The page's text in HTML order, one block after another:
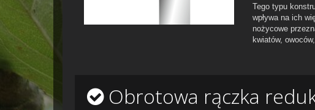
Tego typu
wpływa na ich
nożycowe
kwiatów,
Obrotowa rączka